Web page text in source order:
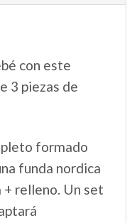
con este
3 piezas de
formado
funda nordica
+ relleno. Un set